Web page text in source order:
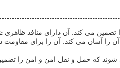
را آسان می کند. آن را برای
که حمل و نقل امن و امن را